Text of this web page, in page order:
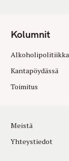
Kolumnit
Alkoholipolitiikka
Kantapöydässä
Toimitus
Meistä
Yhteystiedot